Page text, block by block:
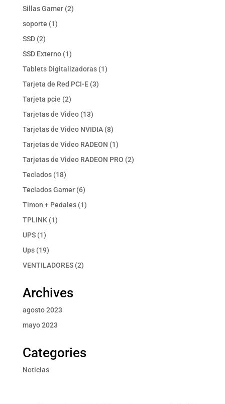
productos
Sillas Gamer 22
soporte 11
SSD 22
productos
SSD Externo 11
producto
Tablets Digitalizadoras 11
Tarjeta de Red PCI-E 33
Tarjeta pcie 22
productos
Tarjetas de Video 1313
productos
Tarjetas de Video NVIDIA 88
productos
Tarjetas de Video RADEON 11
producto
Tarjetas de Video RADEON PRO 22
Teclados 1818
productos
Teclados Gamer 66
productos
Timon + Pedales 11
TPLINK 11
UPS 11
producto
Ups 1919
productos
VENTILADORES 22
Archives
agosto 2023
mayo 2023
Categories
Noticias